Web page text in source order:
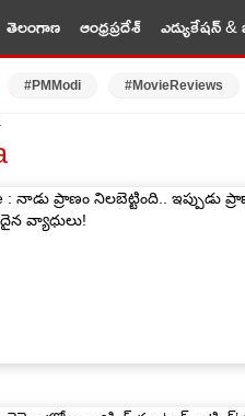
తెలంగాణ ఆంధ్రప్రదేశ్ ఎడ్యుకేషన్ &
#PMModi #MovieReviews